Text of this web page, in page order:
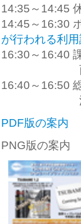
14:35～14:45
14:45～
が行われる利
16:30～16:40
西川武志
16:40～16:50
渡辺 治（
PDF版の案内
PNG版の案内